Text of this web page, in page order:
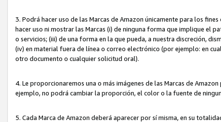
3. Podrá hacer uso de las Marcas de Amazon únicamente para los
hacer uso ni mostrar las Marcas (i) de ninguna forma que implique el
o servicios; (iii) de una forma en la que pueda, a nuestra discreción,
(iv) en material fuera de línea o correo electrónico (por ejemplo: en
otro documento o cualquier solicitud oral).
4. Le proporcionaremos una o más imágenes de las Marcas de
ejemplo, no podrá cambiar la proporción, el color o la fuente de
5. Cada Marca de Amazon deberá aparecer por sí misma, en su